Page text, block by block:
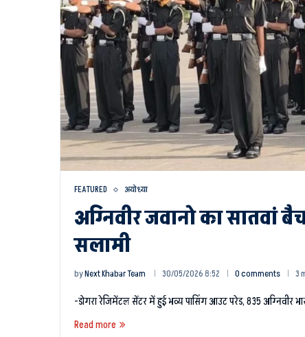
FEATURED अयोध्या
अग्निवीर जवानो का सातवां
सलामी
byNext Khabar Team 30/05/2026 8:52 0 comments 3
-डोगरा रेजिमेंटल सेंटर में हुई भव्य पासिंग आउट परेड, 835 अग्निवीर
Read more